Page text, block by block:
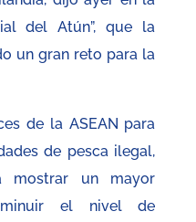
del Atún”, que la
un gran reto para la
de la ASEAN para
de pesca ilegal,
mostrar un mayor
el nivel de